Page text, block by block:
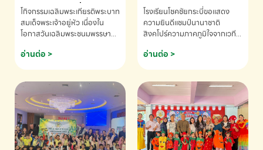
พระเจ้าอยู่หัว เนื่องใน
โอกาสวันเฉลิม
พระชนมพรรษา
โกิจกรรมเฉลิมพระเกียรติพระบาท
สมเด็จพระเจ้าอยู่หัว เนื่องใน
โอกาสวันเฉลิมพระชนมพรรษา
ข้อมูลเพิ่มเติม โทร. 075-691910
อ่านต่อ >
คณิตคิดเร็วนานาชาติ
ครั้งที่ 46 ประจำปี 2569
ณ ประเทศสิงคโปร์
โรงเรียนโชคชัยกระบี่ขอแสดง
ความยินดีแชมป์นานาชาติ
สิงคโปร์ความภาคภูมิใจจากเวที
ด.ช.พัทธนันท์ พรหมพันธ์ ชั้น
อนุบาล EP K3 โรงเรียนโชคชัย
แข่งขันคณิตศาสตร์และคณิตคิด
เร็วนานาชาติ ครั้งที่ 46 ประจำปี
2569 ณ ประเทศสิงคโปร์
INTERNATIONAL
MATHEMATICS AND
MENTAL ARITHMETIC
อ่านต่อ >